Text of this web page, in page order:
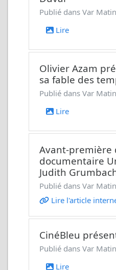
Publié dans Var
Lire
Olivier Azam
sa fable des
Publié dans Var
Lire
Avant-première
documentaire
Judith
Publié dans Var
Lire l'article
CinéBleu
Publié dans Var
Lire